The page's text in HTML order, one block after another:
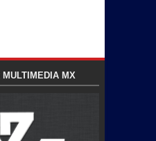
MULTIMEDIA MX